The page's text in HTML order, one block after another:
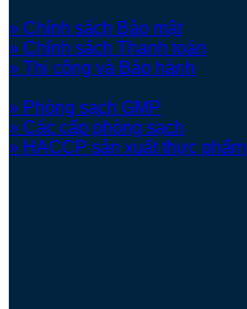
» Chính sách Bảo mật
» Chính sách Thanh toán
» Thi công và Bảo hành
» Phòng sạch GMP
» Các cấp phòng sạch
» HACCP sản xuất thực phẩm